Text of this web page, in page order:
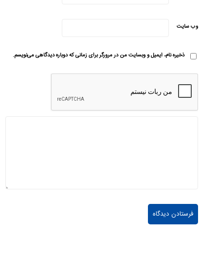
وب‌ سایت
ذخیره نام، ایمیل و وبسایت من در مرورگر برای زمانی که دوباره دیدگاهی می‌نویسم.